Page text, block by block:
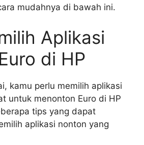
mudahnya di bawah ini.
Aplikasi
di HP
kamu perlu memilih aplikasi
untuk menonton Euro di HP
tips yang dapat
aplikasi nonton yang